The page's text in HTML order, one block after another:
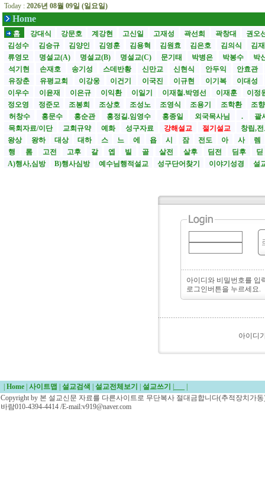
Today : 2026년 08월 09일 (일요일)
Home
홈 강대식 강문호 계강현 고신일 고재성 곽선희 곽창대
권오
김성수
김승규 김양인 김영훈 김용혁 김원효 김은호 김의식
김
류영모
명설교(A) 명설교(B) 명설교(C) 문기태 박병은 박봉수
박
석기현
손재호 송기성 스데반황 신만교 신현식 안두익
안효관
유장춘
유평교회 이강웅 이건기 이국진 이규현 이기복
이대성
이우수
이윤재 이은규 이익환 이일기 이재철.박영선 이재훈
이정
정오영
정준모 조봉희 조상호 조성노 조영식 조용기 조학환
조
허창수
홍문수 홍순관 홍정길.임영수 홍종일 외국목사님 .
괄
목회자료/이단
교회규약 예화 성구자료 강해설교 절기설교
창립,
왕상
왕하 대상 대하 스 느 에 욥 시 잠 전도 아 사
렘
행
롬 고전 고후 갈 엡 빌 골 살전 살후 딤전 딤후
딛
A)행사,심방
B)행사심방 예수님행적설교 성구단어찾기 이야기성경 설
아이디와 비밀번호를 입
로그인버튼을 누르세요.
아이디
Home 사이트맵 설교검색 설교전체보기 설교쓰기
Copyright by 본 설교신문 자료를 다른사이트로 무단복사 절대금합니다(추적장치가
바람010-4394-4414 /E-mail:v919@naver.com